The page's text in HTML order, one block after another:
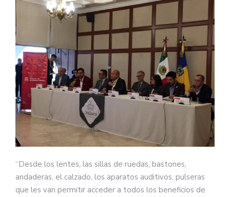
“Desde los lentes, las sillas de ruedas, bastones,
andaderas, el calzado, los aparatos auditivos, pulseras
que les van permitir acceder a todos los beneficios de